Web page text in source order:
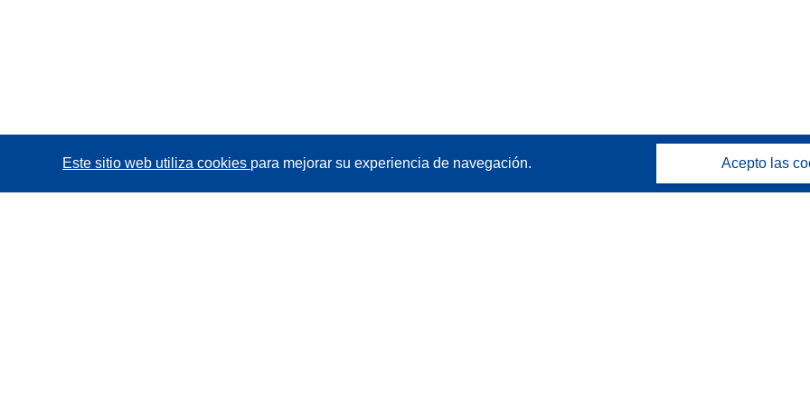
Este sitio web utiliza cookies para mejorar su experiencia de navegación. Acepto las